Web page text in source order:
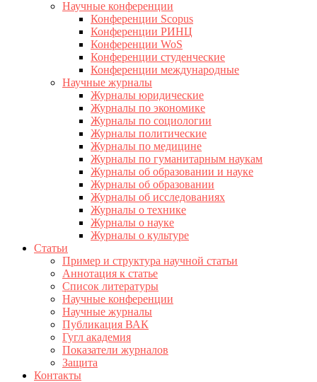
Научные конференции
Конференции Scopus
Конференции РИНЦ
Конференции WoS
Конференции студенческие
Конференции международные
Научные журналы
Журналы юридические
Журналы по экономике
Журналы по социологии
Журналы политические
Журналы по медицине
Журналы по гуманитарным наукам
Журналы об образовании и науке
Журналы об образовании
Журналы об исследованиях
Журналы о технике
Журналы о науке
Журналы о культуре
Статьи
Пример и структура научной статьи
Аннотация к статье
Список литературы
Научные конференции
Научные журналы
Публикация ВАК
Гугл академия
Показатели журналов
Защита
Контакты